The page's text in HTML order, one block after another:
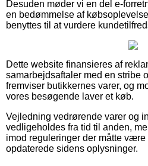
Desuden møder vi en del e-
en bedømmelse af
benyttes til at vurdere
Dette website finansieres af
samarbejdsaftaler med en stribe
fremviser butikkernes varer, og
vores besøgende laver et køb.
Vejledning vedrørende varer og
vedligeholdes fra tid til anden,
imod reguleringer der måtte
opdaterede sidens oplysninger.